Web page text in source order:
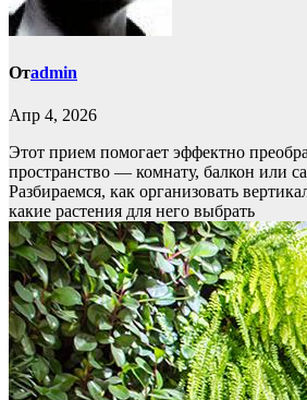
Отadmin
Апр 4, 2026
Этот прием помогает эффектно
пространство — комнату, балкон или
Разбираемся, как организовать
какие растения для него выбрать